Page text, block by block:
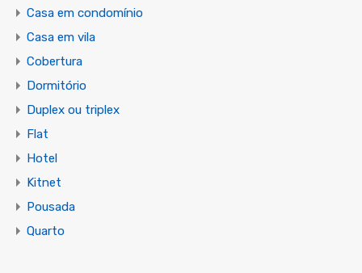
Casa em condomínio
Casa em vila
Cobertura
Dormitório
Duplex ou triplex
Flat
Hotel
Kitnet
Pousada
Quarto